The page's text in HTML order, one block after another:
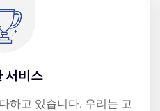
서비스
하고 있습니다. 우리는 고